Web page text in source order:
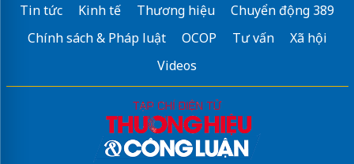
Tin tức Kinh tế Thương hiệu
Chuyển động 389
Chính sách & Pháp luật
OCOP Tư vấn
Xã hội
Videos